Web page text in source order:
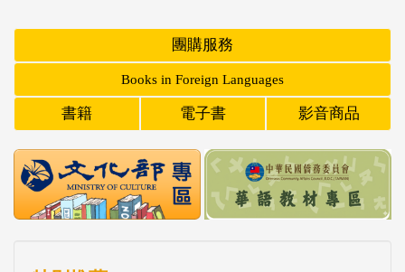
團購服務
Books in Foreign Languages
書籍 電子書 影音商品